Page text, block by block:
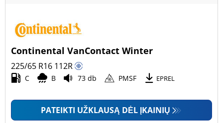
Continental VanContact Winter
225/65 R16 112R
C B 73 db PMSF EPREL
PATEIKTI UŽKLAUSĄ DĖL ĮKAINIŲ